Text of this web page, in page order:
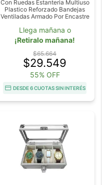
Con Ruedas Estanteria Multiuso
Plastico Reforzado Bandejas
Ventiladas Armado Por Encastre
Llega mañana o
¡Retiralo mañana!
$65.664
$29.549
55% OFF
DESDE 6 CUOTAS SIN INTERÉS